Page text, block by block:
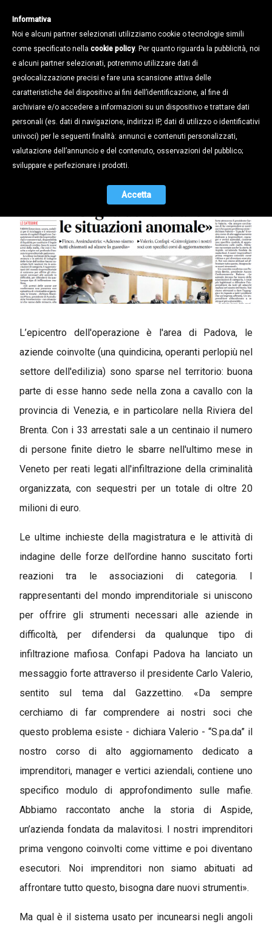
LE INFILTRAZIONI DELLA
NDRANGHETA IN VENETO. CONFAPI:
«BISOGNA DENUNCIARE LE
SITUAZIONI ANOMALE»
15.03.2019
L’epicentro dell'operazione è l'area di Padova, le
aziende coinvolte (una quindicina, operanti perlopiù nel
settore dell'edilizia) sono sparse nel territorio: buona
parte di esse hanno sede nella zona a cavallo con la
provincia di Venezia, e in particolare nella Riviera del
Brenta. Con i 33 arrestati sale a un centinaio il numero
di persone finite dietro le sbarre nell'ultimo mese in
Veneto per reati legati all'infiltrazione della criminalità
organizzata, con sequestri per un totale di oltre 20
milioni di euro.
Le ultime inchieste della magistratura e le attività di
indagine delle forze dell’ordine hanno suscitato forti
reazioni tra le associazioni di categoria. I
rappresentanti del mondo imprenditoriale si uniscono
per offrire gli strumenti necessari alle aziende in
difficoltà, per difendersi da qualunque tipo di
infiltrazione mafiosa. Confapi Padova ha lanciato un
messaggio forte attraverso il presidente Carlo Valerio,
sentito sul tema dal Gazzettino. «Da sempre
cerchiamo di far comprendere ai nostri soci che
questo problema esiste - dichiara Valerio - “S.pa.da” il
nostro corso di alto aggiornamento dedicato a
imprenditori, manager e vertici aziendali, contiene uno
specifico modulo di approfondimento sulle mafie.
Abbiamo raccontato anche la storia di Aspide,
un’azienda fondata da malavitosi. I nostri imprenditori
prima vengono coinvolti come vittime e poi diventano
esecutori. Noi imprenditori non siamo abituati ad
affrontare tutto questo, bisogna dare nuovi strumenti».
Ma qual è il sistema usato per incunearsi negli angoli
Informativa
Noi e alcuni partner selezionati utilizziamo cookie o tecnologie simili
come specificato nella cookie policy. Per quanto riguarda la pubblicità, noi
e alcuni partner selezionati, potremmo utilizzare dati di
geolocalizzazione precisi e fare una scansione attiva delle
caratteristiche del dispositivo ai fini dell’identificazione, al fine di
archiviare e/o accedere a informazioni su un dispositivo e trattare dati
personali (es. dati di navigazione, indirizzi IP, dati di utilizzo o identificativi
univoci) per le seguenti finalità: annunci e contenuti personalizzati,
valutazione dell’annuncio e del contenuto, osservazioni del pubblico;
sviluppare e perfezionare i prodotti.
Accetta